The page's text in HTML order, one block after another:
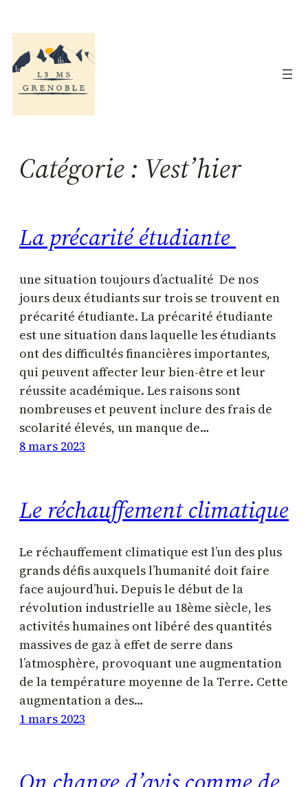
au
contenu
Catégorie : Vest’hier
La précarité étudiante
une situation toujours d’actualité De nos
jours deux étudiants sur trois se trouvent en
précarité étudiante. La précarité étudiante
est une situation dans laquelle les étudiants
ont des difficultés financières importantes,
qui peuvent affecter leur bien-être et leur
réussite académique. Les raisons sont
nombreuses et peuvent inclure des frais de
scolarité élevés, un manque de…
8 mars 2023
Le réchauffement climatique
Le réchauffement climatique est l’un des plus
grands défis auxquels l’humanité doit faire
face aujourd’hui. Depuis le début de la
révolution industrielle au 18ème siècle, les
activités humaines ont libéré des quantités
massives de gaz à effet de serre dans
l’atmosphère, provoquant une augmentation
de la température moyenne de la Terre. Cette
augmentation a des…
1 mars 2023